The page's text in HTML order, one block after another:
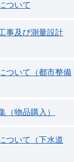
ついて
事及び測量設計
ついて（都市整備
（物品購入）
ついて（下水道